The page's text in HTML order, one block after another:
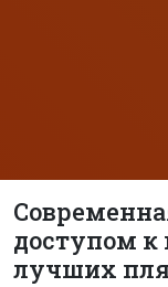
доступом к
лучших